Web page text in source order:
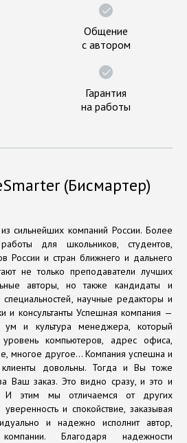
Общение
с автором
Гарантия
на работы
(Бисмартер)
сильнейших компаний России. Более
для школьников, студентов,
России и стран ближнего и дальнего
не только преподаватели лучших
авторы, но также кандидаты и
научные редакторы и
и консультанты Успешная компания —
и культура менеджера, который
компьютеров, адрес офиса,
многое другое… Компания успешна и
клиенты довольны. Тогда и Вы тоже
Ваш заказ. Это видно сразу, и это и
И этим мы отличаемся от других
и спокойствие, заказывая
и надежно исполнит автор,
Благодаря надежности